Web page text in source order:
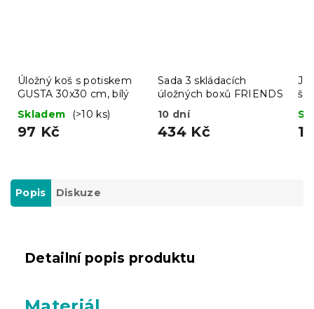
Úložný koš s potiskem
GUSTA 30x30 cm, bílý
Skladem
(>10 ks)
97 Kč
Sada 3 skládacích
úložných boxů FRIENDS
10 dní
434 Kč
Popis Diskuze
Detailní popis produktu